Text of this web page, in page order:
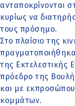
ανταποκρίνονται
κυρίως να
τους πρόσημο.
Στο πλαίσιο της
της Εκτελεστικής
πρόεδρο της
και με
κομμάτων.